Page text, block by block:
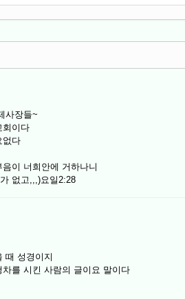
사장들~
회이다
없다
이 너희안에 거하나니
없고,,,)요일2:28
때 성경이지
를 시킨 사람의 글이요 말이다